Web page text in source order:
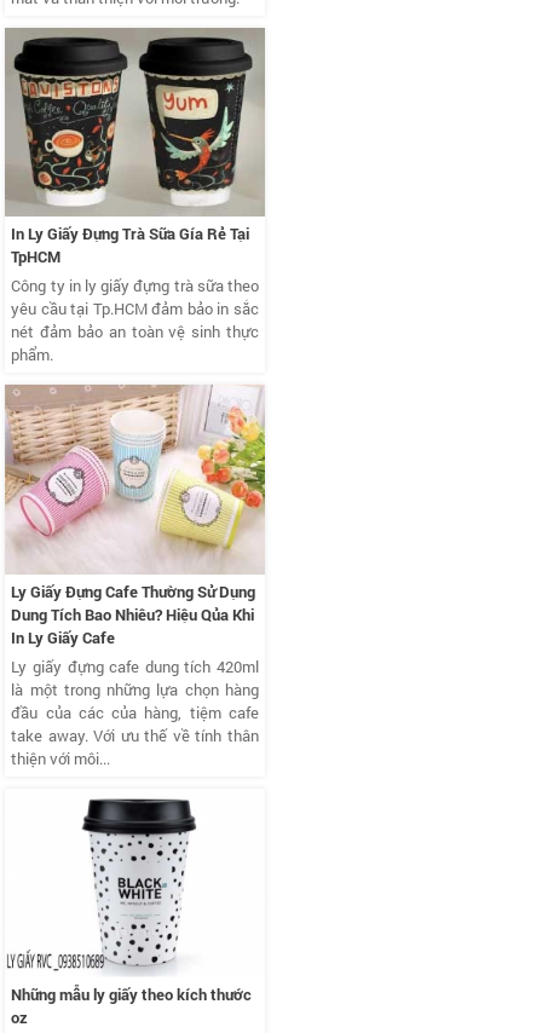
In Ly Giấy Đựng Trà Sữa Gía Rẻ Tại
TpHCM
Công ty in ly giấy đựng trà sữa theo
yêu cầu tại Tp.HCM đảm bảo in sắc
nét đảm bảo an toàn vệ sinh thực
phẩm.
Ly Giấy Đựng Cafe Thường Sử Dụng
Dung Tích Bao Nhiêu? Hiệu Qủa Khi
In Ly Giấy Cafe
Ly giấy đựng cafe dung tích 420ml
là một trong những lựa chọn hàng
đầu của các của hàng, tiệm cafe
take away. Với ưu thế về tính thân
thiện với môi...
Những mẫu ly giấy theo kích thước
oz